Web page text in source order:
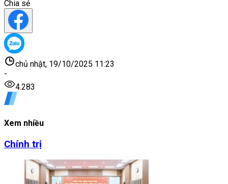
Chia sẻ
chủ nhật, 19/10/2025 11:23
-
4.283
Xem nhiều
Chính trị